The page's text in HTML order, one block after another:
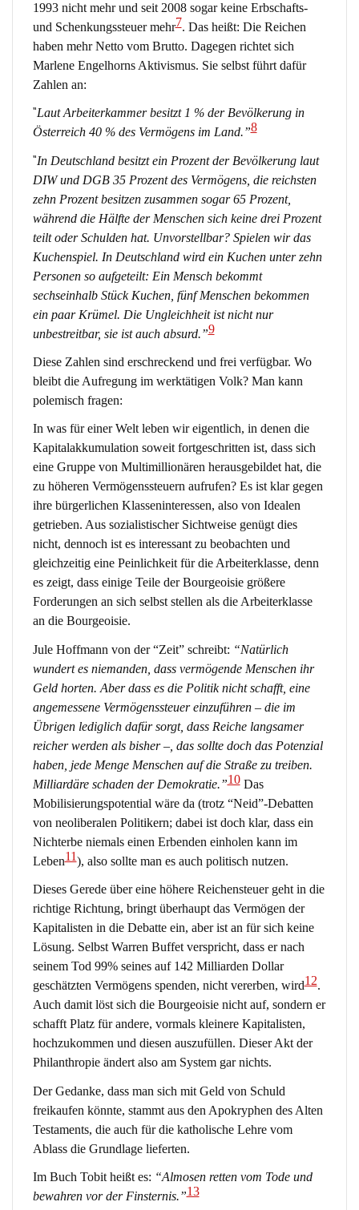
1993 nicht mehr und seit 2008 sogar keine Erbschafts-
und Schenkungssteuer mehr7. Das heißt: Die Reichen
haben mehr Netto vom Brutto. Dagegen richtet sich
Marlene Engelhorns Aktivismus. Sie selbst führt dafür
Zahlen an:
“Laut Arbeiterkammer besitzt 1 % der Bevölkerung in
Österreich 40 % des Vermögens im Land.”8
“In Deutschland besitzt ein Prozent der Bevölkerung laut
DIW und DGB 35 Prozent des Vermögens, die reichsten
zehn Prozent besitzen zusammen sogar 65 Prozent,
während die Hälfte der Menschen sich keine drei Prozent
teilt oder Schulden hat. Unvorstellbar? Spielen wir das
Kuchenspiel. In Deutschland wird ein Kuchen unter zehn
Personen so aufgeteilt: Ein Mensch bekommt
sechseinhalb Stück Kuchen, fünf Menschen bekommen
ein paar Krümel. Die Ungleichheit ist nicht nur
unbestreitbar, sie ist auch absurd.”9
Diese Zahlen sind erschreckend und frei verfügbar. Wo
bleibt die Aufregung im werktätigen Volk? Man kann
polemisch fragen:
In was für einer Welt leben wir eigentlich, in denen die
Kapitalakkumulation soweit fortgeschritten ist, dass sich
eine Gruppe von Multimillionären herausgebildet hat, die
zu höheren Vermögenssteuern aufrufen? Es ist klar gegen
ihre bürgerlichen Klasseninteressen, also von Idealen
getrieben. Aus sozialistischer Sichtweise genügt dies
nicht, dennoch ist es interessant zu beobachten und
gleichzeitig eine Peinlichkeit für die Arbeiterklasse, denn
es zeigt, dass einige Teile der Bourgeoisie größere
Forderungen an sich selbst stellen als die Arbeiterklasse
an die Bourgeoisie.
Jule Hoffmann von der “Zeit” schreibt: “Natürlich
wundert es niemanden, dass vermögende Menschen ihr
Geld horten. Aber dass es die Politik nicht schafft, eine
angemessene Vermögenssteuer einzuführen – die im
Übrigen lediglich dafür sorgt, dass Reiche langsamer
reicher werden als bisher –, das sollte doch das Potenzial
haben, jede Menge Menschen auf die Straße zu treiben.
Milliardäre schaden der Demokratie.”10Das
Mobilisierungspotential wäre da (trotz “Neid”-Debatten
von neoliberalen Politikern; dabei ist doch klar, dass ein
Nichterbe niemals einen Erbenden einholen kann im
Leben11), also sollte man es auch politisch nutzen.
Dieses Gerede über eine höhere Reichensteuer geht in die
richtige Richtung, bringt überhaupt das Vermögen der
Kapitalisten in die Debatte ein, aber ist an für sich keine
Lösung. Selbst Warren Buffet verspricht, dass er nach
seinem Tod 99% seines auf 142 Milliarden Dollar
geschätzten Vermögens spenden, nicht vererben, wird12.
Auch damit löst sich die Bourgeoisie nicht auf, sondern er
schafft Platz für andere, vormals kleinere Kapitalisten,
hochzukommen und diesen auszufüllen. Dieser Akt der
Philanthropie ändert also am System gar nichts.
Der Gedanke, dass man sich mit Geld von Schuld
freikaufen könnte, stammt aus den Apokryphen des Alten
Testaments, die auch für die katholische Lehre vom
Ablass die Grundlage lieferten.
Im Buch Tobit heißt es: “Almosen retten vom Tode und
bewahren vor der Finsternis.”13